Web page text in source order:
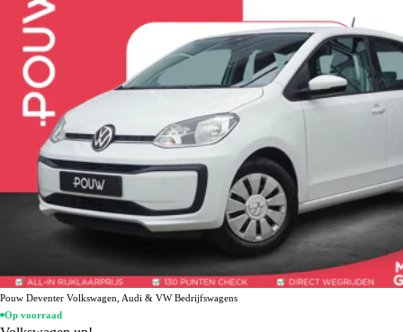
Pouw Deventer Volkswagen, Audi & VW Bedrijfswagens
Op voorraad